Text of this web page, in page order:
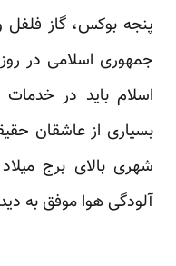
پنجه بوکس، گاز فلفل
جمهوری اسلامی در
اسلام باید در
بسیاری از عاشقان
شهری بالای برج
آلودگی هوا موفق به